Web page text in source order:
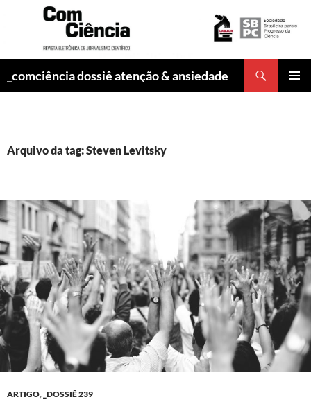
_comciência dossiê atenção & ansiedade
Arquivo da tag: Steven Levitsky
ARTIGO, _DOSSIÊ 239